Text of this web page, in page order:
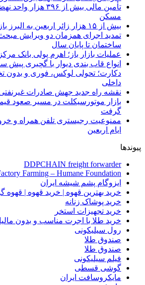
تأمین مالی بیش از
مسکن
بیش از ۱۵ هزار زائر اربعین به البرز بازگشتند
ساختمان تا پایان سال
عملیات بازار باز؛ اهرم پولی بانک
انواع قاب بندی دیوار با گچبری پیش
دکارت؛ تحولی لوکس، فوری و بدون
داخلی
نقشه راه جدید جهش صادرات
بازار موتورسیکلت در مسیر صعود
گرفت
ممنوعیت رجیستری تلفن همراه و
ایام اربعین
پیوندها
DDPCHAIN freight forwarder
Farming – Humane Foundation
ایزوگام پشم شیشه ایران
خرید بهترین قهوه | خرید قهوه | قهوه
خرید پوشاک زنانه
خرید تجهیزات استخر
خرید طلا با اجرت مناسب و بدون
رول سیلیکونی
صندوق طلا
صندوق طلا
فیلم سیلیکونی
گوشی قسطی
مایکروسافت ایران